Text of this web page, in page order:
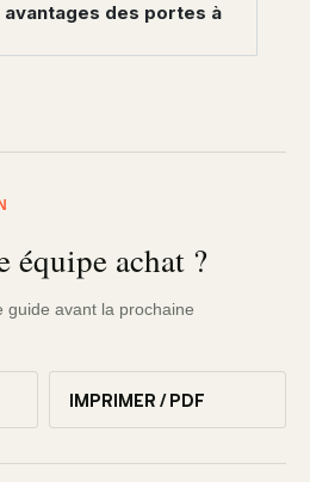
avantages des portes à
achat ?
guide avant la prochaine
IMPRIMER / PDF